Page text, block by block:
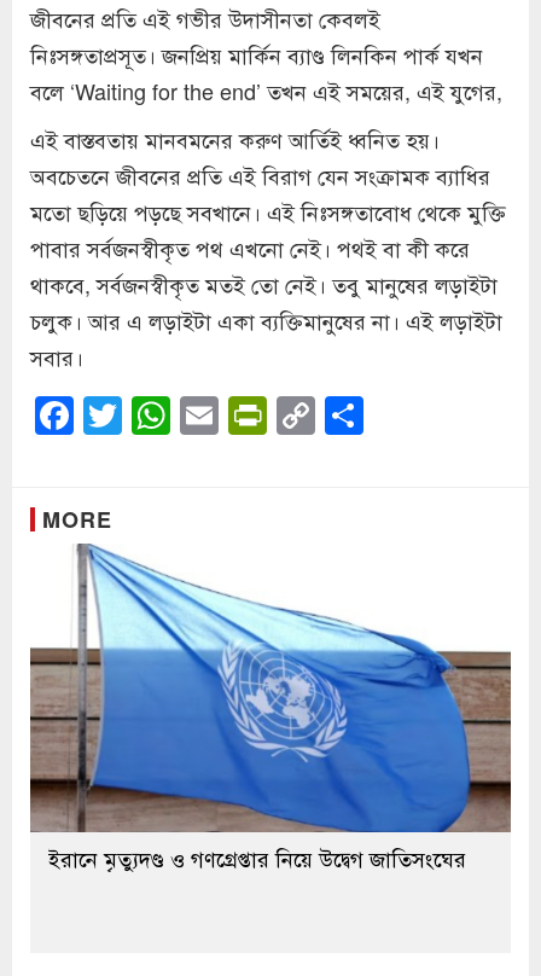
জীবনের প্রতি এই গভীর উদাসীনতা কেবলই
নিঃসঙ্গতাপ্রসূত। জনপ্রিয় মার্কিন ব্যাণ্ড লিনকিন পার্ক যখন
বলে ‘Waiting for the end’ তখন এই সময়ের, এই যুগের,
এই বাস্তবতায় মানবমনের করুণ আর্তিই ধ্বনিত হয়।
অবচেতনে জীবনের প্রতি এই বিরাগ যেন সংক্রামক ব্যাধির
মতো ছড়িয়ে পড়ছে সবখানে। এই নিঃসঙ্গতাবোধ থেকে মুক্তি
পাবার সর্বজনস্বীকৃত পথ এখনো নেই। পথই বা কী করে
থাকবে, সর্বজনস্বীকৃত মতই তো নেই। তবু মানুষের লড়াইটা
চলুক। আর এ লড়াইটা একা ব্যক্তিমানুষের না। এই লড়াইটা
সবার।
Facebook
Twitter
WhatsApp
EmailPrintFriendly
Copy
Link
MORE
ইরানে মৃত্যুদণ্ড ও গণগ্রেপ্তার নিয়ে উদ্বেগ জাতিসংঘের